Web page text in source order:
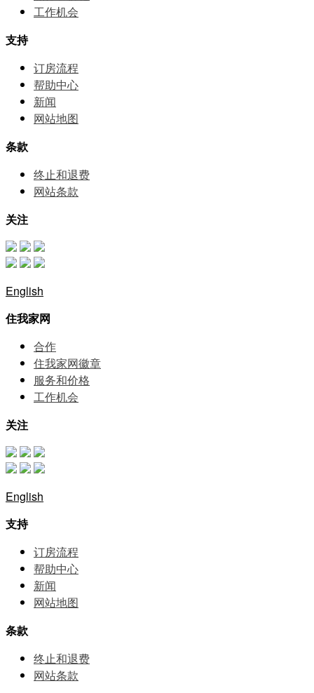
⼯作机会
支持
订房流程
帮助中⼼
新闻
网站地图
条款
终止和退费
网站条款
关注
English
住我家网
合作
住我家网徽章
服务和价格
⼯作机会
关注
English
支持
订房流程
帮助中⼼
新闻
网站地图
条款
终止和退费
网站条款